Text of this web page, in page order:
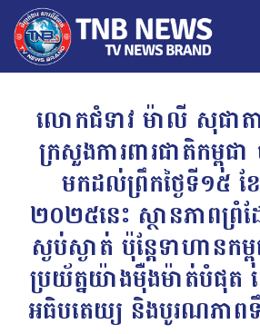
លោកជំទាវ ម៉ាលី សុជាតា
ក្រសួងការពារជាតិកម្ពុជ
មកដល់ព្រឹកថ្ងៃទី១៥ ខ
២០២៥នេះ ស្ថានភាពព្រំ
ស្ងប់ស្ងាត់ ប៉ុន្តែទាហានកម្
ប្រយ័ត្នយ៉ាងម៉ឺងម៉ាត់បំផុត ដ
អធិបតេយ្យ និងបូរណភាព